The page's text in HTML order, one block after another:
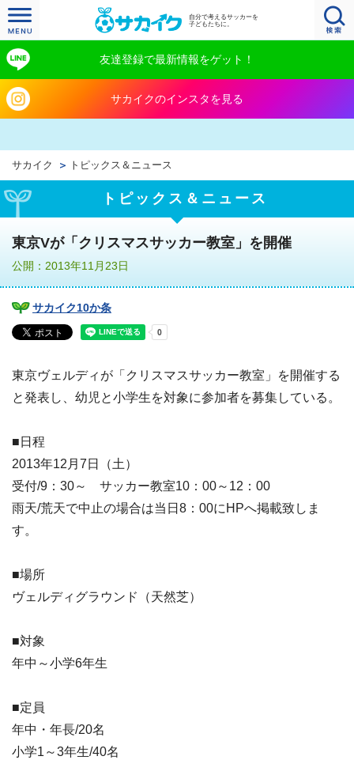
自分で考えるサッカーを
子どもたちに。
友達登録で最新情報をゲット！
サカイクのインスタを見る
サカイク トピックス＆ニュース
トピックス＆ニュース
東京Vが「クリスマスサッカー教室」を開催
公開：2013年11月23日
サカイク10か条
東京ヴェルディが「クリスマスサッカー教室」を開催する
と発表し、幼児と小学生を対象に参加者を募集している。
■日程
2013年12月7日（土）
受付/9：30～ サッカー教室10：00～12：00
雨天/荒天で中止の場合は当日8：00にHPへ掲載致しま
す。
■場所
ヴェルディグラウンド（天然芝）
■対象
年中～小学6年生
■定員
年中・年長/20名
小学1～3年生/40名